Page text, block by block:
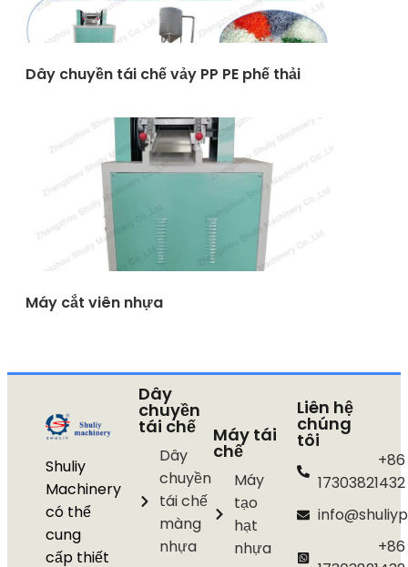
Dây chuyền tái chế vảy PP PE phế thải
Máy cắt viên nhựa
Shuliy
Machinery
có thể
cung
cấp thiết
Dây
chuyền
tái chế
Dây
chuyền
tái chế
màng
nhựa
Máy tái
chế
Máy
tạo
hạt
nhựa
Liên hệ
chúng
tôi
+86
17303821432
+86